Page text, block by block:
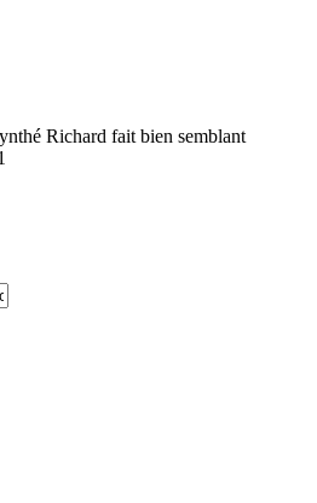
Richard fait bien semblant